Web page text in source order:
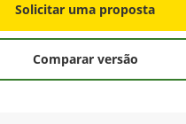
Solicitar uma proposta
Comparar versão